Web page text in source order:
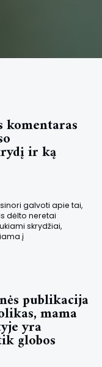
komentaras
ir ką
galvoti apie tai,
dėlto neretai
skrydžiai,
į
publikacija
mama
yra
globos